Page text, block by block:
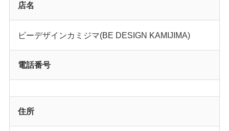
店名
ビーデザインカミジマ(BE DESIGN KAMIJIMA)
電話番号
住所